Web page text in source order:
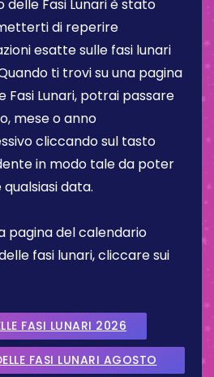
delle Fasi Lunari è stato
di reperire
esatte sulle fasi lunari
ti trovi su una pagina
Fasi Lunari, potrai passare
mese o anno
cliccando sul tasto
in modo tale da poter
data.
pagina del calendario
fasi lunari, cliccare sui
FASI LUNARI 2026
FASI LUNARI AGOSTO